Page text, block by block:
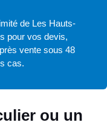
ou un
de Les Hauts-
pour vos devis,
vente sous 48
cas.